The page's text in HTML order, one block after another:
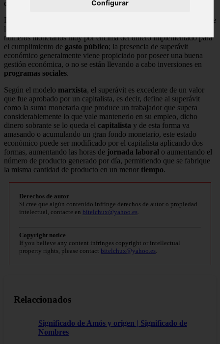
Configurar
describirá como
“déficit económico”.
El
, es logrado cuando los ingresos provenientes de
las
números monetarios muy por encima del dinero implementado para
el cumplimiento de gasto público; la presencia de superávit
económico generalmente viene propiciado por poseer una buena
gestión económica, o no se están llevando a cabo inversiones en
programas sociales.
Según el modelo marxista, el superávit es excedente de un valor
que fue aprobado por un capitalista, es decir, define al superávit
como la suma monetaria que produce un trabajador que supera
considerablemente lo que vale mantenerlo en su empleo, dicho
dinero sobrante se lo queda el capitalista y de esta forma va
amasando o acumulando un gran fondo monetario, este estado
económico puede ser modificado por el capitalista aplicando dos
formas, aumentando las horas de jornada laboral o aumentando el
número de producto generado por día, permitiendo que se fabrique
la misma cantidad de producto en un menor tiempo.
Derechos de autor
Si cree que algún contenido infringe derechos de autor o propiedad
intelectual, contacte en bitelchux@yahoo.es
Copyright notice
If you believe any content infringes copyright or intellectual
property rights, please contact bitelchux@yahoo.es
Relaccionados
Significado de Amós y origen | Significado de
Nombres